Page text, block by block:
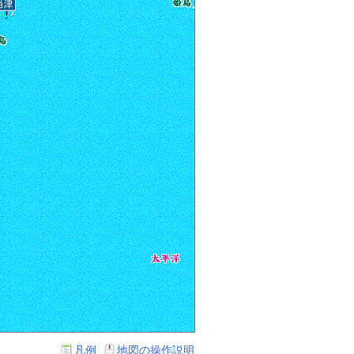
凡例 地図の操作説明